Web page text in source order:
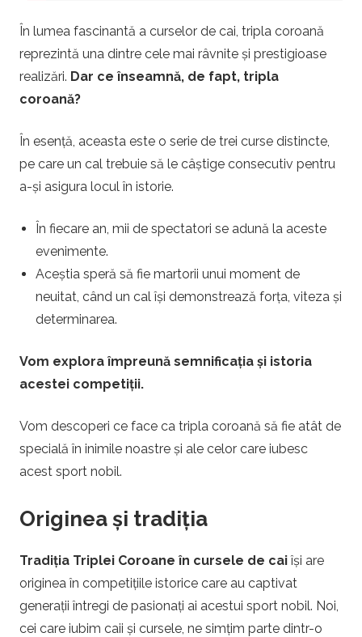
u
s
d
e
p
a
r
i
r
i
În lumea fascinantă a curselor de cai, tripla coroană
reprezintă una dintre cele mai râvnite și prestigioase
realizări. Dar ce înseamnă, de fapt, tripla
coroană?
În esență, aceasta este o serie de trei curse distincte,
pe care un cal trebuie să le câștige consecutiv pentru
a-și asigura locul în istorie.
În fiecare an, mii de spectatori se adună la aceste
evenimente.
Aceștia speră să fie martorii unui moment de
neuitat, când un cal își demonstrează forța, viteza și
determinarea.
Vom explora împreună semnificația și istoria
acestei competiții.
Vom descoperi ce face ca tripla coroană să fie atât de
specială în inimile noastre și ale celor care iubesc
acest sport nobil.
Originea și tradiția
Tradiția Triplei Coroane în cursele de caiîși are
originea în competițiile istorice care au captivat
generații întregi de pasionați ai acestui sport nobil. Noi,
cei care iubim caii și cursele, ne simțim parte dintr-o